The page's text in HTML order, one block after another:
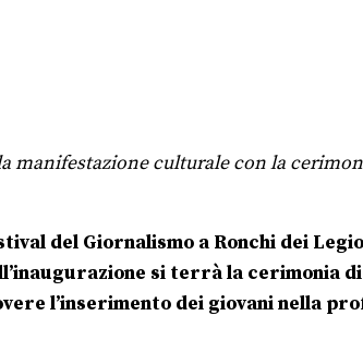
manifestazione culturale con la
del Giornalismo a Ronchi dei
si terrà la cerimonia
l’inserimento dei giovani nella